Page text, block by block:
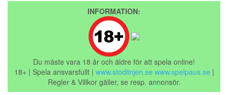
INFORMATION:
Du måste vara 18 år och äldre för att spela online!
18+ | Spela ansvarsfullt | www.stodlinjen.se www.spelpaus.se |
Regler & Villkor gäller, se resp. annonsör.